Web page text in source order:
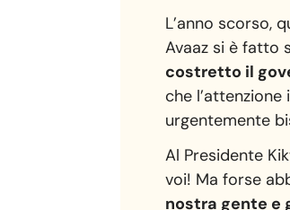
L’anno scorso,
Avaaz si è fatto
costretto il
che
urgentemente
Al Presidente
voi! Ma forse
nostra gente e